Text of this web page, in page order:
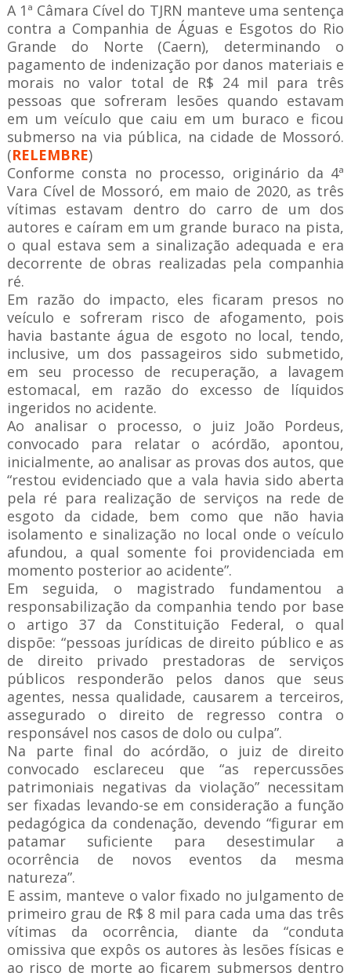
A 1ª Câmara Cível do TJRN manteve uma sentença
contra a Companhia de Águas e Esgotos do Rio
Grande do Norte (Caern), determinando o
pagamento de indenização por danos materiais e
morais no valor total de R$ 24 mil para três
pessoas que sofreram lesões quando estavam
em um veículo que caiu em um buraco e ficou
submerso na via pública, na cidade de Mossoró.
(RELEMBRE)
Conforme consta no processo, originário da 4ª
Vara Cível de Mossoró, em maio de 2020, as três
vítimas estavam dentro do carro de um dos
autores e caíram em um grande buraco na pista,
o qual estava sem a sinalização adequada e era
decorrente de obras realizadas pela companhia
ré.
Em razão do impacto, eles ficaram presos no
veículo e sofreram risco de afogamento, pois
havia bastante água de esgoto no local, tendo,
inclusive, um dos passageiros sido submetido,
em seu processo de recuperação, a lavagem
estomacal, em razão do excesso de líquidos
ingeridos no acidente.
Ao analisar o processo, o juiz João Pordeus,
convocado para relatar o acórdão, apontou,
inicialmente, ao analisar as provas dos autos, que
“restou evidenciado que a vala havia sido aberta
pela ré para realização de serviços na rede de
esgoto da cidade, bem como que não havia
isolamento e sinalização no local onde o veículo
afundou, a qual somente foi providenciada em
momento posterior ao acidente”.
Em seguida, o magistrado fundamentou a
responsabilização da companhia tendo por base
o artigo 37 da Constituição Federal, o qual
dispõe: “pessoas jurídicas de direito público e as
de direito privado prestadoras de serviços
públicos responderão pelos danos que seus
agentes, nessa qualidade, causarem a terceiros,
assegurado o direito de regresso contra o
responsável nos casos de dolo ou culpa”.
Na parte final do acórdão, o juiz de direito
convocado esclareceu que “as repercussões
patrimoniais negativas da violação” necessitam
ser fixadas levando-se em consideração a função
pedagógica da condenação, devendo “figurar em
patamar suficiente para desestimular a
ocorrência de novos eventos da mesma
natureza”.
E assim, manteve o valor fixado no julgamento de
primeiro grau de R$ 8 mil para cada uma das três
vítimas da ocorrência, diante da “conduta
omissiva que expôs os autores às lesões físicas e
ao risco de morte ao ficarem submersos dentro